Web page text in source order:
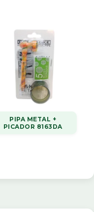
PIPA METAL +
PICADOR 8163DA